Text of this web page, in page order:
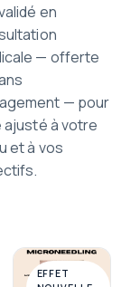
en
— offerte
— pour
à votre
et à vos
EFFET